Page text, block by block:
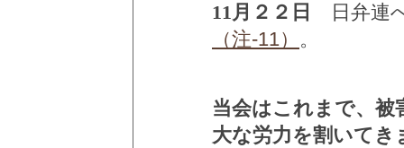
11月２２日
日弁連
（注-11） 。
当会はこれまで、被
大な労力を割いて